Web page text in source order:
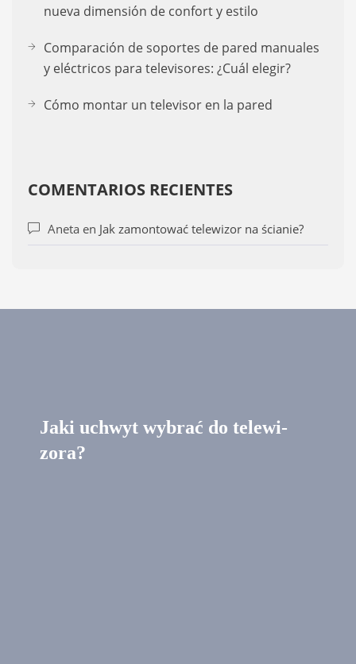
nueva dimensión de confort y estilo
Comparación de soportes de pared manuales
y eléctricos para televisores: ¿Cuál elegir?
Cómo montar un televisor en la pared
COMENTARIOS RECIENTES
Aneta en Jak zamontować telewizor na ścianie?
Jaki uchwyt wybrać do tele­wi­
zora?